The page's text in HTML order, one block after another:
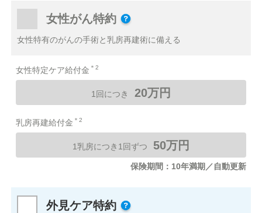
女性がん特約
女性特有のがんの手術と乳房再建術に備える
女性特定ケア給付金 ＊2
1回につき 20万円
乳房再建給付金 ＊2
1乳房につき1回ずつ 50万円
保険期間：10年満期／自動更新
外見ケア特約